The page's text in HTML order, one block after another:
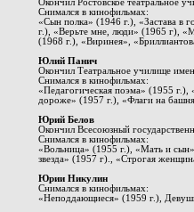
Окончил Ростовское театральное
Снимался в кинофильмах:
«Сын полка» (1946 г.), «Застава в
г.), «Верьте мне, люди» (1965 г),
(1968 г.), «Виринея»,
Юлий Панич
Окончил Театральное училище
Снимался в кинофильмах:
«Педагогическая поэма» (1955 г.),
дороже» (1957 г.), «Флаги на
Юрий Белов
Окончил Всесоюзный
Снимался в кинофильмах:
«Вольница» (1955 г.), «Мать и
звезда» (1957 г)., «Строгая
Юрии Никулин
Снимался в кинофильмах:
«Неподдающиеся» (1959 г.),